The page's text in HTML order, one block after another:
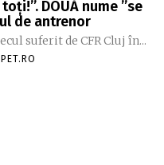
DOUĂ nume ”se
de antrenor
suferit de CFR Cluj în...